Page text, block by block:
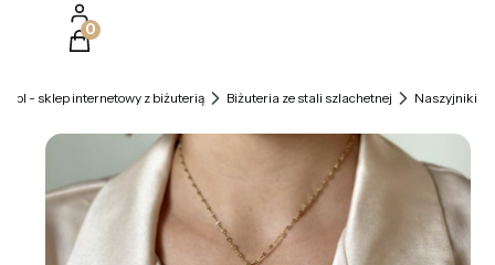
Produkty w koszyku: 0. Zobacz szczegóły
- sklep internetowy z biżuterią Biżuteria ze stali szlachetnej Naszyjniki